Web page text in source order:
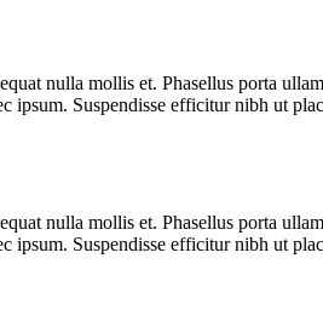
nulla mollis et. Phasellus porta
Suspendisse efficitur nibh ut
nulla mollis et. Phasellus porta
Suspendisse efficitur nibh ut